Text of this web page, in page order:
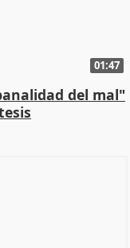
01:47
del mal"